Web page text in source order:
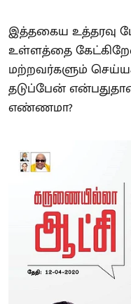
இத்தகைய உத்தரவு
உள்ளத்தை
மற்றவர்களும்
தடுப்பேன்
எண்ணமா?